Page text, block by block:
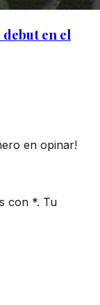
en el
en opinar!
con *. Tu